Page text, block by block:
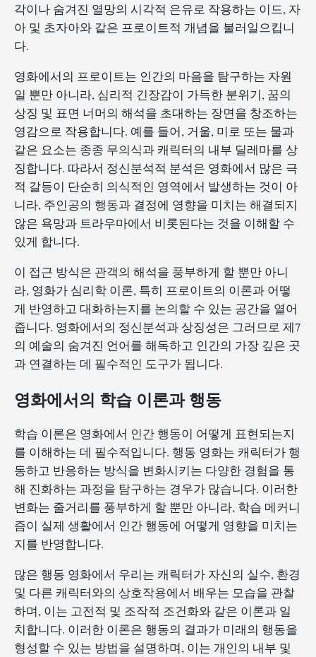
각이나 숨겨진 열망의 시각적 은유로 작용하는 이드, 자
아 및 초자아와 같은 프로이트적 개념을 불러일으킵니
다.
영화에서의 프로이트는 인간의 마음을 탐구하는 자원
일 뿐만 아니라, 심리적 긴장감이 가득한 분위기, 꿈의
상징 및 표면 너머의 해석을 초대하는 장면을 창조하는
영감으로 작용합니다. 예를 들어, 거울, 미로 또는 물과
같은 요소는 종종 무의식과 캐릭터의 내부 딜레마를 상
징합니다. 따라서 정신분석적 분석은 영화에서 많은 극
적 갈등이 단순히 의식적인 영역에서 발생하는 것이 아
니라, 주인공의 행동과 결정에 영향을 미치는 해결되지
않은 욕망과 트라우마에서 비롯된다는 것을 이해할 수
있게 합니다.
이 접근 방식은 관객의 해석을 풍부하게 할 뿐만 아니
라, 영화가 심리학 이론, 특히 프로이트의 이론과 어떻
게 반영하고 대화하는지를 논의할 수 있는 공간을 열어
줍니다. 영화에서의 정신분석과 상징성은 그러므로 제7
의 예술의 숨겨진 언어를 해독하고 인간의 가장 깊은 곳
과 연결하는 데 필수적인 도구가 됩니다.
영화에서의 학습 이론과 행동
학습 이론은 영화에서 인간 행동이 어떻게 표현되는지
를 이해하는 데 필수적입니다. 행동 영화는 캐릭터가 행
동하고 반응하는 방식을 변화시키는 다양한 경험을 통
해 진화하는 과정을 탐구하는 경우가 많습니다. 이러한
변화는 줄거리를 풍부하게 할 뿐만 아니라, 학습 메커니
즘이 실제 생활에서 인간 행동에 어떻게 영향을 미치는
지를 반영합니다.
많은 행동 영화에서 우리는 캐릭터가 자신의 실수, 환경
및 다른 캐릭터와의 상호작용에서 배우는 모습을 관찰
하며, 이는 고전적 및 조작적 조건화와 같은 이론과 일
치합니다. 이러한 이론은 행동의 결과가 미래의 행동을
형성할 수 있는 방법을 설명하며, 이는 개인의 내부 및